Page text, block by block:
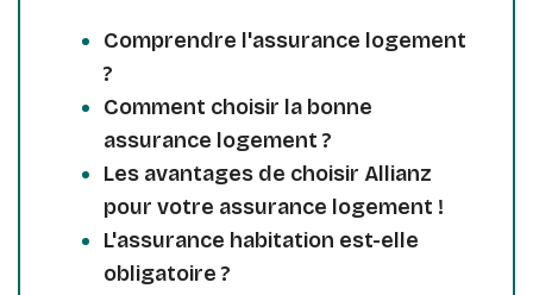
Comprendre l'assurance logement
?
Comment choisir la bonne
assurance logement ?
Les avantages de choisir Allianz
pour votre assurance logement !
L'assurance habitation est-elle
obligatoire ?